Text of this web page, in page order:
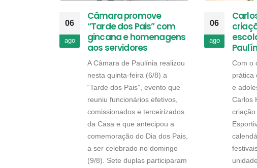
06
ago
Câmara promove
“Tarde dos Pais” com
gincana e homenagens
aos servidores
A Câmara de Paulínia realizou
nesta quinta-feira (6/8) a
“Tarde dos Pais”, evento que
reuniu funcionários efetivos,
comissionados e terceirizados
da Casa e que antecipou a
comemoração do Dia dos Pais,
a ser celebrado no domingo
(9/8). Sete duplas participaram
06
ago
Com o
prática
e
Carlos